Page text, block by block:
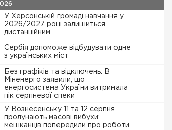
У Херсонській громаді навчання у
2026/2027 році залишиться
дистанційним
Сербія допоможе відбудувати одне
з українських міст
Без графіків та відключень: В
Міненерго заявили, що
енергосистема України витримала
пік серпневої спеки
У Вознесенську 11 та 12 серпня
пролунають масові вибухи:
мешканців попередили про роботи